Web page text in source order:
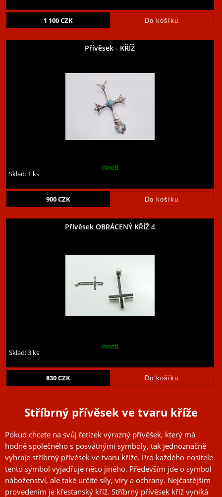
1 100CZK
Přívěsek - KŘÍŽ
ihned
Sklad: 1 ks
900CZK
Přívěsek OBRÁCENÝ KŘÍŽ 4
ihned
Sklad: 3 ks
830CZK
Stříbrný přívěsek ve tvaru kříže
Pokud chcete na svůj řetízek výrazný přívěšek, který má
hodně společného s posvátnými symboly, tak jednoznačně
vyhraje stříbrný přívěsek ve tvaru kříže. Pro každého nositele
tento symbol vyjadřuje něco jiného. Především jde o symbol
náboženství, ale také určité síly, víry a ochrany. Nejčastějším
provedením je křesťanský kříž. Stříbrný přívěsek kříž vyniká